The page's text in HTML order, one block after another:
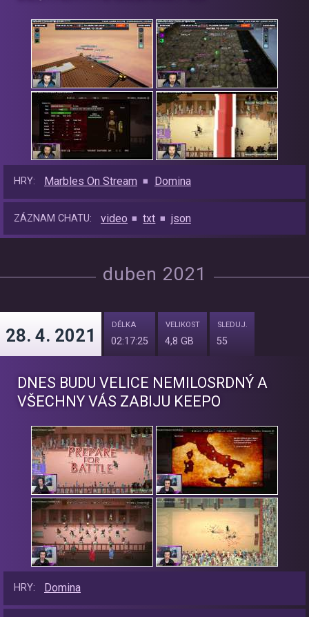
HRY: Marbles On Stream Domina
ZÁZNAM CHATU: video txt json
duben 2021
28. 4. 2021
DÉLKA
02:17:25
VELIKOST
4,8 GB
SLEDUJ.
55
DNES BUDU VELICE NEMILOSRDNÝ A
VŠECHNY VÁS ZABIJU KEEPO
HRY: Domina